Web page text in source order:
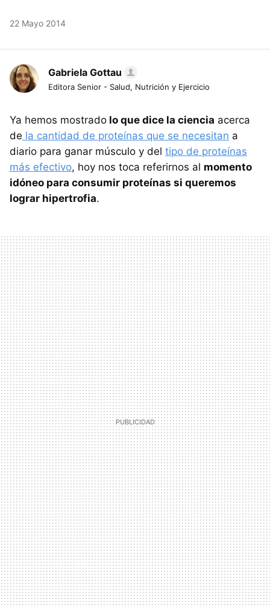
22 Mayo 2014
Gabriela Gottau
Editora Senior - Salud, Nutrición y Ejercicio
Ya hemos mostrado lo que dice la ciencia acerca
de la cantidad de proteínas que se necesitan a
diario para ganar músculo y del tipo de proteínas
más efectivo, hoy nos toca referirnos al momento
idóneo para consumir proteínas si queremos
lograr hipertrofia.